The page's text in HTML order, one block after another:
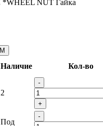
Наличие Кол-во
2
-
+
Под
-